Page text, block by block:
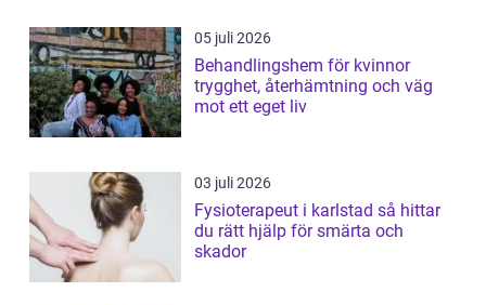
05 juli 2026
Behandlingshem för kvinnor
trygghet, återhämtning och väg
mot ett eget liv
03 juli 2026
Fysioterapeut i karlstad så hittar
du rätt hjälp för smärta och
skador